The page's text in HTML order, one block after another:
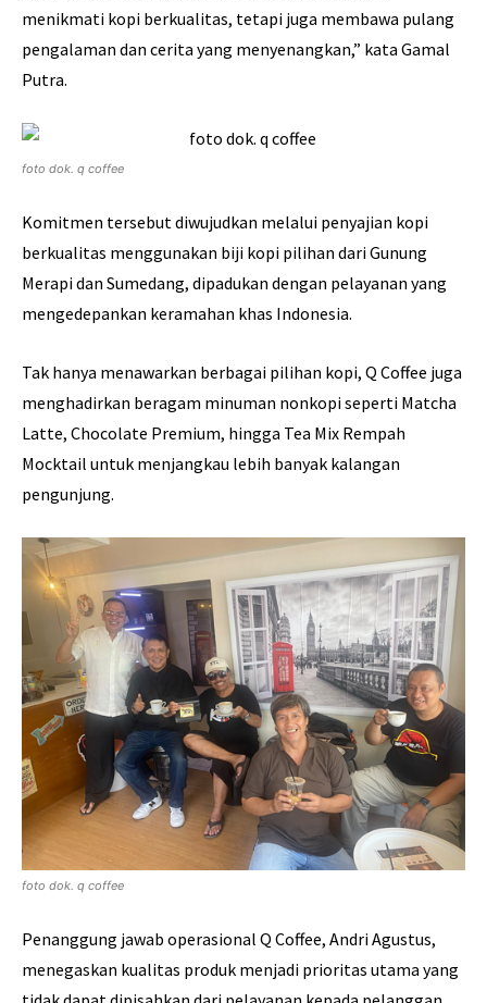
menikmati kopi berkualitas, tetapi juga membawa pulang
pengalaman dan cerita yang menyenangkan,” kata Gamal
Putra.
foto dok. q coffee
Komitmen tersebut diwujudkan melalui penyajian kopi
berkualitas menggunakan biji kopi pilihan dari Gunung
Merapi dan Sumedang, dipadukan dengan pelayanan yang
mengedepankan keramahan khas Indonesia.
Tak hanya menawarkan berbagai pilihan kopi, Q Coffee juga
menghadirkan beragam minuman nonkopi seperti Matcha
Latte, Chocolate Premium, hingga Tea Mix Rempah
Mocktail untuk menjangkau lebih banyak kalangan
pengunjung.
foto dok. q coffee
Penanggung jawab operasional Q Coffee, Andri Agustus,
menegaskan kualitas produk menjadi prioritas utama yang